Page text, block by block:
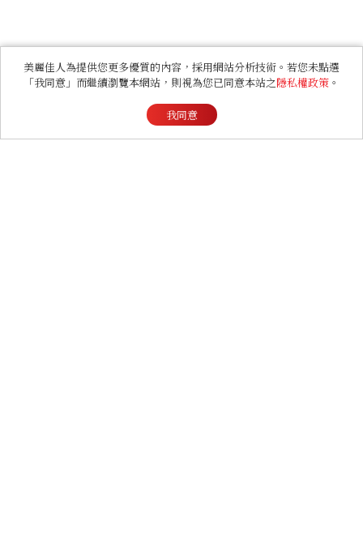
美麗佳人為提供您更多優質的內容，採用網站分析技術。若您未點選
「我同意」而繼續瀏覽本網站，則視為您已同意本站之隱私權政策 。
我同意